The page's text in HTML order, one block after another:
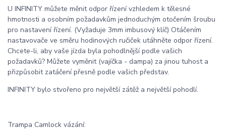
U INFINITY můžete měnit odpor řízení vzhledem k tělesné
hmotnosti a osobním požadavkům jednoduchým otočením šroubu
pro nastavení řízení. (Vyžaduje 3mm imbusový klíč) Otáčením
nastavovače ve směru hodinových ručiček utáhněte odpor řízení.
Chcete-li, aby vaše jízda byla pohodlnější podle vašich
požadavků? Můžete vyměnit (vajíčka - dampa) za jinou tuhost a
přizpůsobit zatáčení přesně podle vašich představ.
INFINITY bylo stvořeno pro největší zátěž a největší pohodlí.
Trampa Camlock vázání: